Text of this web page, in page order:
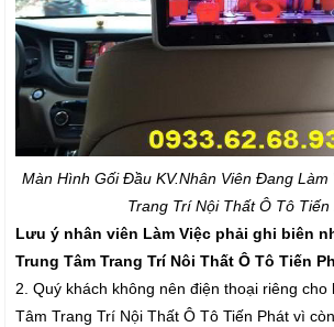
Màn Hình Gối Đầu KV.Nhân Viên Đang Làm
Trang Trí Nội Thất Ô Tô Tiến
Lưu ý nhân viên Làm Việc phải ghi biên
Trung Tâm Trang Trí Nôi Thất Ô Tô Tiến
2. Quý khách không nên điện thoại riêng cho
Tâm Trang Trí Nội Thất Ô Tô Tiến Phát vì